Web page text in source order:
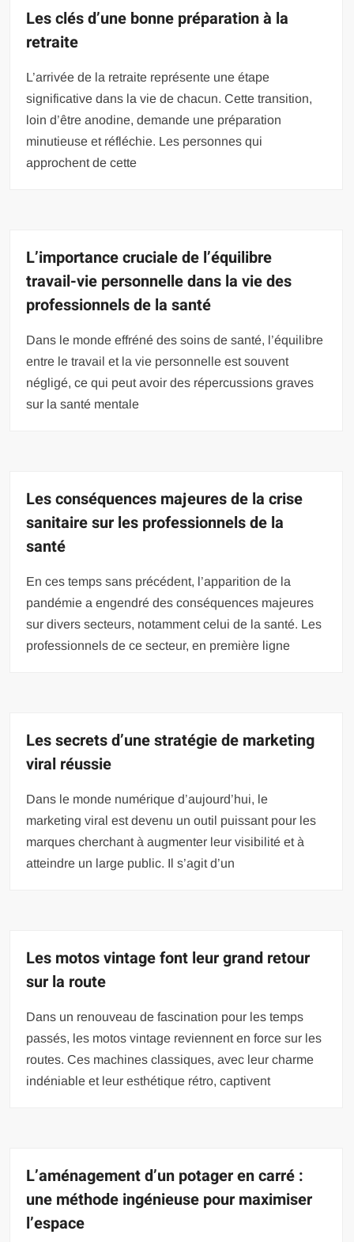
Les clés d’une bonne préparation à la
retraite
L’arrivée de la retraite représente une étape
significative dans la vie de chacun. Cette transition,
loin d’être anodine, demande une préparation
minutieuse et réfléchie. Les personnes qui
approchent de cette
L’importance cruciale de l’équilibre
travail-vie personnelle dans la vie des
professionnels de la santé
Dans le monde effréné des soins de santé, l’équilibre
entre le travail et la vie personnelle est souvent
négligé, ce qui peut avoir des répercussions graves
sur la santé mentale
Les conséquences majeures de la crise
sanitaire sur les professionnels de la
santé
En ces temps sans précédent, l’apparition de la
pandémie a engendré des conséquences majeures
sur divers secteurs, notamment celui de la santé. Les
professionnels de ce secteur, en première ligne
Les secrets d’une stratégie de marketing
viral réussie
Dans le monde numérique d’aujourd’hui, le
marketing viral est devenu un outil puissant pour les
marques cherchant à augmenter leur visibilité et à
atteindre un large public. Il s’agit d’un
Les motos vintage font leur grand retour
sur la route
Dans un renouveau de fascination pour les temps
passés, les motos vintage reviennent en force sur les
routes. Ces machines classiques, avec leur charme
indéniable et leur esthétique rétro, captivent
L’aménagement d’un potager en carré :
une méthode ingénieuse pour maximiser
l’espace